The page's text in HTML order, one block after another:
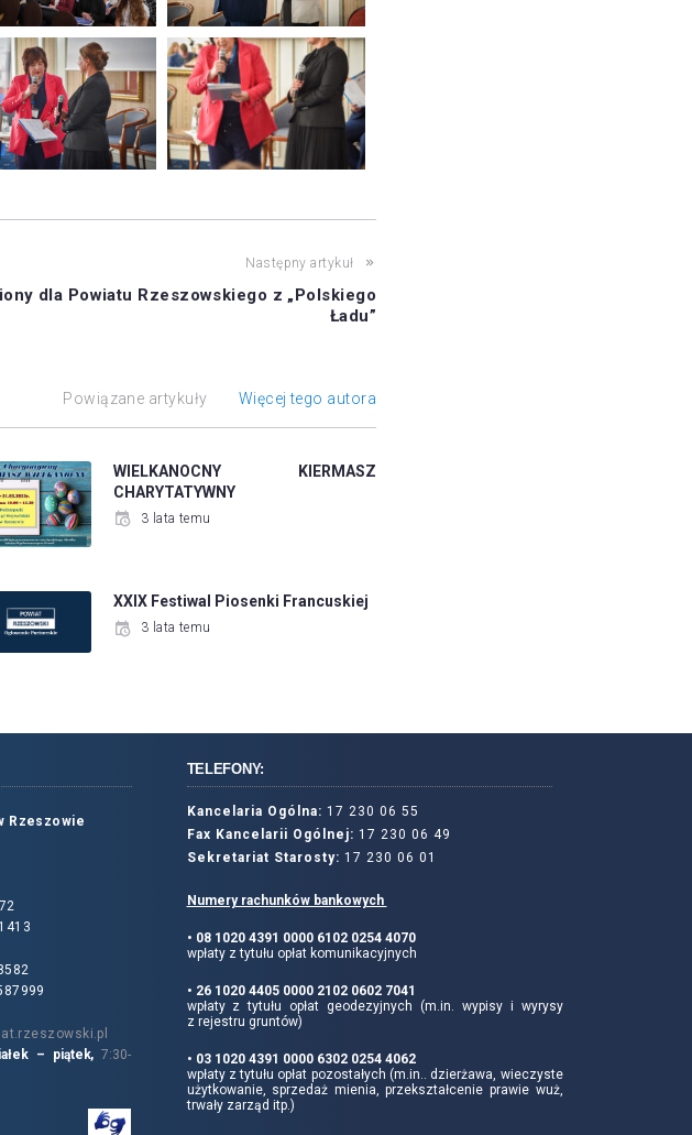
Następny artykuł
dla Powiatu Rzeszowskiego z „Polskiego
Ładu”
Powiązane artykuły Więcej tego autora
WIELKANOCNY KIERMASZ
CHARYTATYWNY
3 lata temu
XXIX Festiwal Piosenki Francuskiej
3 lata temu
Rzeszowie
– piątek,7:30-
TELEFONY:
Kancelaria Ogólna: 17 230 06 55
Fax Kancelarii Ogólnej: 17 230 06 49
Sekretariat Starosty: 17 230 06 01
Numery rachunków bankowych
• 08 1020 4391 0000 6102 0254 4070
wpłaty z tytułu opłat komunikacyjnych
• 26 1020 4405 0000 2102 0602 7041
wpłaty z tytułu opłat geodezyjnych (m.in. wypisy i wyrysy
z rejestru gruntów)
• 03 1020 4391 0000 6302 0254 4062
wpłaty z tytułu opłat pozostałych (m.in.. dzierżawa, wieczyste
użytkowanie, sprzedaż mienia, przekształcenie prawie wuż,
trwały zarząd itp.)